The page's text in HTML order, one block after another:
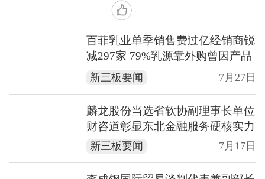
百菲乳业单季销售费过亿经销商锐
减297家 79%乳源靠外购曾因产品
不合格被罚
新三板要闻 7月27日
麟龙股份当选省软协副理事长单位
财咨道彰显东北金融服务硬核实力
新三板要闻 7月17日